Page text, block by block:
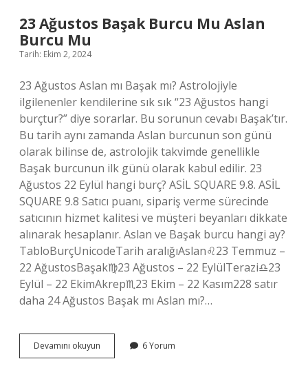
23 Ağustos Başak Burcu Mu Aslan
Burcu Mu
Tarih: Ekim 2, 2024
23 Ağustos Aslan mı Başak mı? Astrolojiyle
ilgilenenler kendilerine sık sık “23 Ağustos hangi
burçtur?” diye sorarlar. Bu sorunun cevabı Başak’tır.
Bu tarih aynı zamanda Aslan burcunun son günü
olarak bilinse de, astrolojik takvimde genellikle
Başak burcunun ilk günü olarak kabul edilir. 23
Ağustos 22 Eylül hangi burç? ASİL SQUARE 9.8. ASİL
SQUARE 9.8 Satıcı puanı, sipariş verme sürecinde
satıcının hizmet kalitesi ve müşteri beyanları dikkate
alınarak hesaplanır. Aslan ve Başak burcu hangi ay?
TabloBurçUnicodeTarih aralığıAslan♌︎23 Temmuz –
22 AğustosBaşak♍︎23 Ağustos – 22 EylülTerazi♎︎23
Eylül – 22 EkimAkrep♏︎23 Ekim – 22 Kasım228 satır
daha 24 Ağustos Başak mı Aslan mı?…
Devamını okuyun
Ağustos
6 Yorum